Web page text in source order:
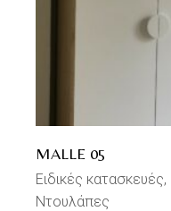
MALLE 05
Ειδικές κατασκευές
Ντουλάπες